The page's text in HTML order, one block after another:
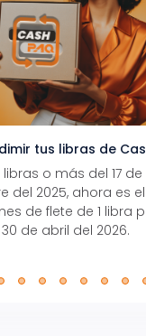
tus libras de
o más del 17
del 2025, ahora es
de flete de 1 libra
de abril del 2026.